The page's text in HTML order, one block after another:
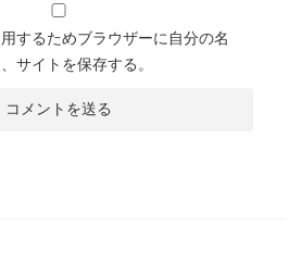
するためブラウザーに自分の名
サイトを保存する。